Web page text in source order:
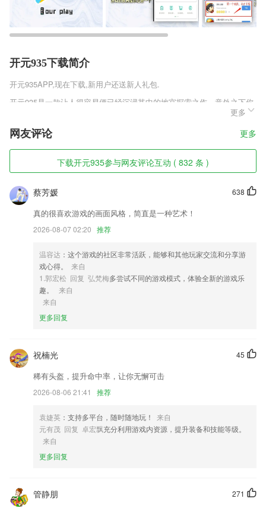
开元935下载简介
开元935APP,现在下载,新用户还送新人礼包.
开元935是一款让人很容易便已经沉浸其中的地宫探索之作，意外之下你
居然成为了一个独特的人物，你通过操作她来到这个地牢里面，每一个房
间里面都会有截然不同的东西，你需要亲自去进行探索，并且挖掘其中有
意思东西，拿到枪械。
开元935软件特色
1,【舒适体验】
2,》精选高品质国际国内大奖绘本资源，顶尖版权合作
3,有什么优惠信息可以第一时间了解，让你的本地生活更加的便利，随时
可以手机在线查看。
5,住院预缴、诊间支付，院内支付手机扫码搞定。
6,看电视、读报纸、听广播、拍视频、开直播……，
开元935软件优势
1.随时在手机上面就能快速获取更多考试资讯，及时进行最新的考试备考
2.课程独立付费&系列课打包购买，月度专栏、年度专栏、终身会员，还
能直播选购讲师的产品和定制化服务……好知识，比想象的更有价值！
3.医案国家名老中医经典医案汇总，传承绝技一看就懂
4.无需预存学费，真正0风险；
5.在线服务花费低：足不出户，随约随练，节约时间、金钱成本。
6.通过智能跟读单音节、多音节、短文朗读，发音练习四种题型反复理
解、记忆内容，提升学习者普通话的听力、理解力与应用能力
开元935更新了什么?
ADB模式 修复Damon进程退出后再次打开SCENE未跳到启动页
更多
网友评论 更多
下载开元935参与网友评论互动 ( 832 条 )
638
蔡芳媛
真的很喜欢游戏的画面风格，简直是一种艺术！
2026-08-07 02:20 推荐
温容达 ：这个游戏的社区非常活跃，能够和其他玩家交流和分享游
戏心得。
来自
1.郭宏松 回复 弘梵梅多尝试不同的游戏模式，体验全新的游戏乐
趣。
来自
来自
更多回复
45
祝楠光
稀有头盔，提升命中率，让你无懈可击
2026-08-06 21:41 推荐
袁婕英 ：支持多平台，随时随地玩！
来自
元有茂 回复 卓宏飘充分利用游戏内资源，提升装备和技能等级。
来自
更多回复
271
管静朋